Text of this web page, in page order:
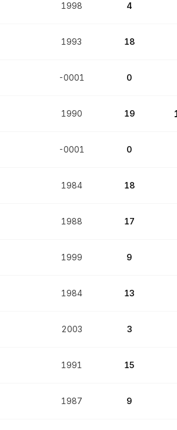
1998 4
1993 18
-0001 0
1990 19
-0001 0
1984 18
1988 17
1999 9
1984 13
2003 3
1991 15
1987 9